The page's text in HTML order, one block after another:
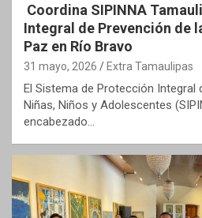
Coordina SIPINNA
Integral de Prevención de
Paz en Río Bravo
31 mayo, 2026 Extra Tamaulipas
El Sistema de Protección Integral
Niñas, Niños y Adolescentes
encabezado…